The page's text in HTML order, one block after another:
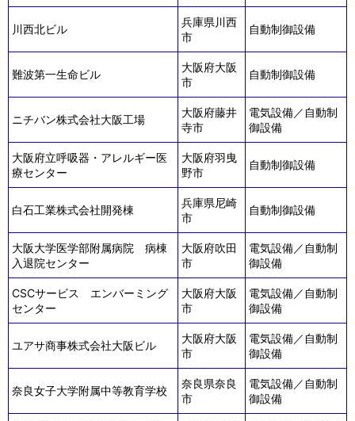
川西北ビル
兵庫県川西
市
自動制御設備
難波第一生命ビル
大阪府大阪
市
自動制御設備
ニチバン株式会社大阪工場
大阪府藤井
寺市
電気設備／自動制
御設備
大阪府立呼吸器・アレルギー医
療センター
大阪府羽曳
野市
自動制御設備
白石工業株式会社開発棟
兵庫県尼崎
市
自動制御設備
大阪大学医学部附属病院 病棟
入退院センター
大阪府吹田
市
電気設備／自動制
御設備
CSCサービス エンバーミング
センター
大阪府大阪
市
電気設備／自動制
御設備
ユアサ商事株式会社大阪ビル
大阪府大阪
市
電気設備／自動制
御設備
奈良女子大学附属中等教育学校
奈良県奈良
市
電気設備／自動制
御設備